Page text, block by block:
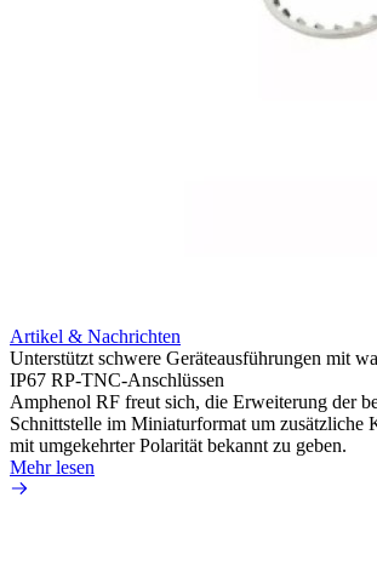
Artikel & Nachrichten
Unterstützt schwere Geräteausführungen mit
IP67 RP-TNC-Anschlüssen
Amphenol RF freut sich, die Erweiterung der
Schnittstelle im Miniaturformat um zusätzliche
mit umgekehrter Polarität bekannt zu geben.
Mehr lesen